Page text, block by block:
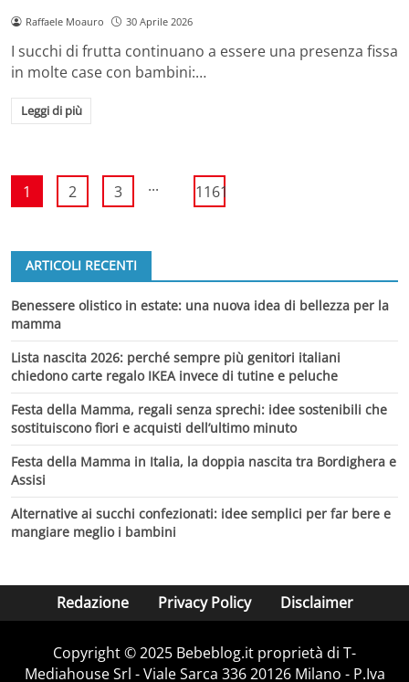
Raffaele Moauro 30 Aprile 2026
I succhi di frutta continuano a essere una presenza fissa
in molte case con bambini:…
Leggi di più
1 2 3 ... 1161
ARTICOLI RECENTI
Benessere olistico in estate: una nuova idea di bellezza per la
mamma
Lista nascita 2026: perché sempre più genitori italiani
chiedono carte regalo IKEA invece di tutine e peluche
Festa della Mamma, regali senza sprechi: idee sostenibili che
sostituiscono fiori e acquisti dell’ultimo minuto
Festa della Mamma in Italia, la doppia nascita tra Bordighera e
Assisi
Alternative ai succhi confezionati: idee semplici per far bere e
mangiare meglio i bambini
Redazione Privacy Policy Disclaimer
Copyright © 2025 Bebeblog.it proprietà di T-
Mediahouse Srl - Viale Sarca 336 20126 Milano - P.Iva